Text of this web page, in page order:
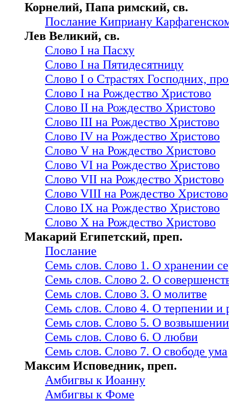
Корнелий, Папа римский, св.
Послание Киприану
Лев Великий, св.
Слово I на Пасху
Слово I на Пятидесятницу
Слово I о Страстях Господних,
Слово I на Рождество Христово
Слово II на Рождество Христово
Слово III на Рождество Христово
Слово IV на Рождество Христово
Слово V на Рождество Христово
Слово VI на Рождество Христово
Слово VII на Рождество Христово
Слово VIII на Рождество Христово
Слово IX на Рождество Христово
Слово X на Рождество Христово
Макарий Египетский, преп.
Послание
Семь слов. Слово 1. О хранении
Семь слов. Слово 2. О
Семь слов. Слово 3. О молитве
Семь слов. Слово 4. О терпении и
Семь слов. Слово 5. О
Семь слов. Слово 6. О любви
Семь слов. Слово 7. О свободе ума
Максим Исповедник, преп.
Амбигвы к Иоанну
Амбигвы к Фоме